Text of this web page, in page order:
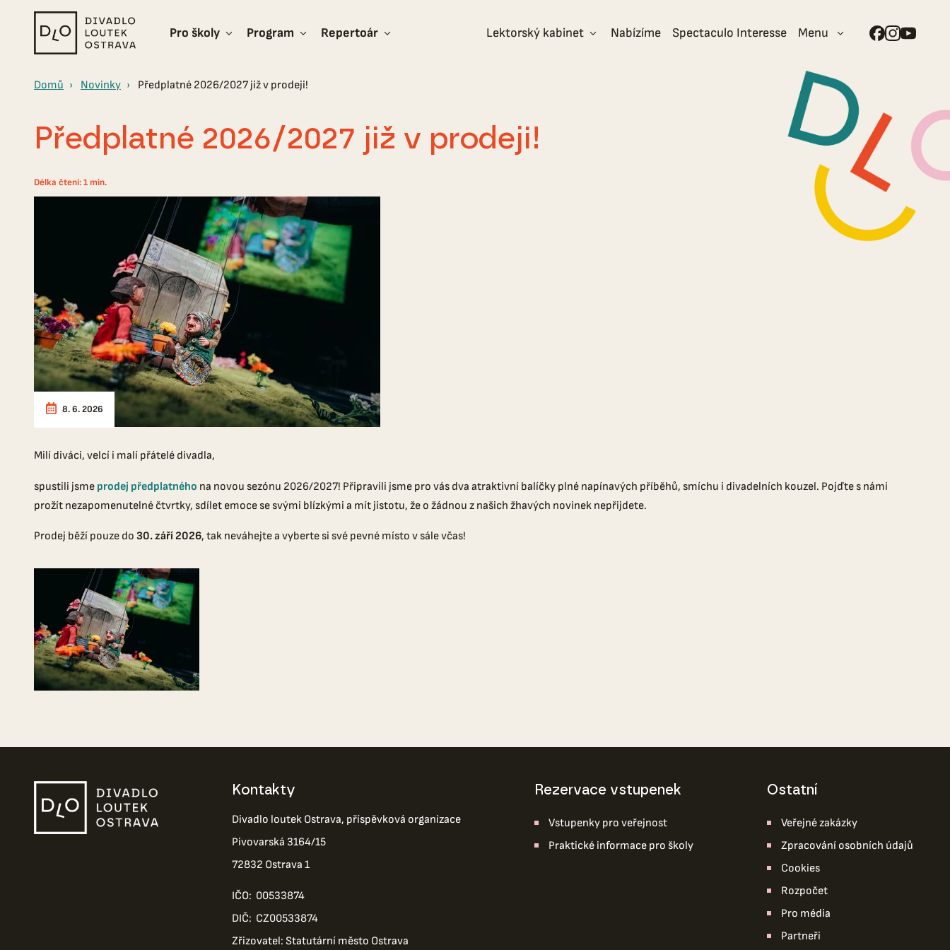
Divadlo
loutek
Pro školy Program Repertoár Lektorský kabinet Nabízíme Spectaculo Interesse Menu
Domů Novinky Předplatné 2026/2027 již v prodeji!
Předplatné 2026/2027 již v prodeji!
Délka čtení: 1 min.
8. 6. 2026
Milí diváci, velcí i malí přátelé divadla,
spustili jsme prodej předplatného na novou sezónu 2026/2027! Připravili jsme pro vás dva atraktivní balíčky plné napínavých příběhů, smíchu i divadelních kouzel. Pojďte s námi
prožít nezapomenutelné čtvrtky, sdílet emoce se svými blízkými a mít jistotu, že o žádnou z našich žhavých novinek nepřijdete.
Prodej běží pouze do 30. září 2026, tak neváhejte a vyberte si své pevné místo v sále včas!
Kontakty
Divadlo loutek Ostrava, příspěvková organizace
Pivovarská 3164/15
72832 Ostrava 1
IČO: 00533874
DIČ: CZ00533874
Zřizovatel: Statutární město Ostrava
Rezervace vstupenek
Vstupenky pro veřejnost
Praktické informace pro školy
ostatní
Veřejné zakázky
Zpracování osobních údajů
Cookies
Rozpočet
Pro média
Partneři